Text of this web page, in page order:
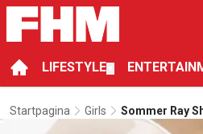
LIFESTYLE
Startpagina Girls
Sommer Ray
Verleidelijke